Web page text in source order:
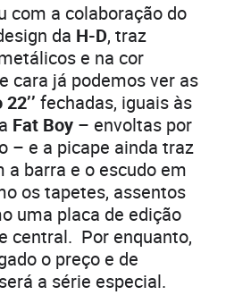
com a colaboração do
da H-D, traz
e na cor
cara já podemos ver as
fechadas, iguais às
Fat Boy – envoltas por
– e a picape ainda traz
a barra e o escudo em
os tapetes, assentos
uma placa de edição
central. Por enquanto,
o preço e de
a série especial.